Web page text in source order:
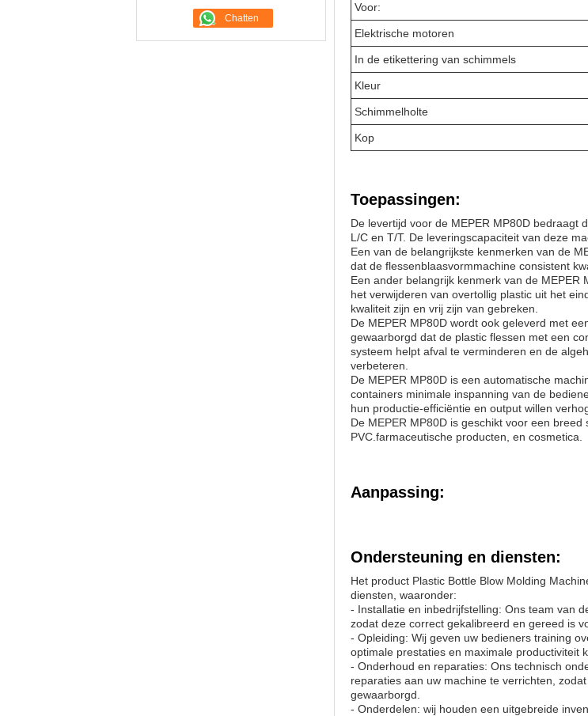
Voor:
Elektrische motoren
In de etikettering van schimmels
Kleur
Schimmelholte
Kop
Toepassingen:
De levertijd voor de MEPER MP80D bedraagt
L/C en T/T. De leveringscapaciteit van deze
Een van de belangrijkste kenmerken van de
dat de flessenblaasvormmachine consistent
Een ander belangrijk kenmerk van de
het verwijderen van overtollig plastic uit het
kwaliteit zijn en vrij zijn van gebreken.
De MEPER MP80D wordt ook geleverd met
gewaarborgd dat de plastic flessen met een
systeem helpt afval te verminderen en de
verbeteren.
De MEPER MP80D is een automatische
containers minimale inspanning van de
hun productie-efficiëntie en output willen
De MEPER MP80D is geschikt voor een
PVC.farmaceutische producten, en cosmetica.
Aanpassing:
Ondersteuning en diensten:
Het product Plastic Bottle Blow Molding
diensten, waaronder:
- Installatie en inbedrijfstelling: Ons team van
zodat deze correct gekalibreerd en gereed is
- Opleiding: Wij geven uw bedieners training
optimale prestaties en maximale productiviteit
- Onderhoud en reparaties: Ons technisch
reparaties aan uw machine te verrichten,
gewaarborgd.
- Onderdelen: wij houden een uitgebreide